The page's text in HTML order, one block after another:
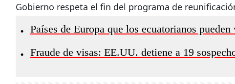
Gobierno respeta el fin del programa de
• Países de Europa que los ecuatorianos
• Fraude de visas: EE.UU. detiene a 19